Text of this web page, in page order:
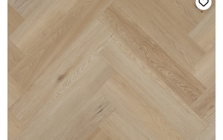
Voeg